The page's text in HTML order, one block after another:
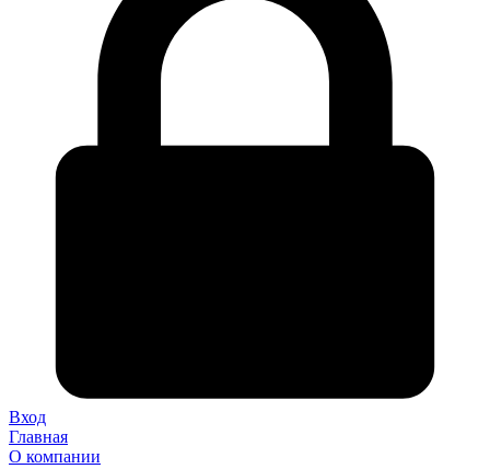
Вход
Главная
О компании